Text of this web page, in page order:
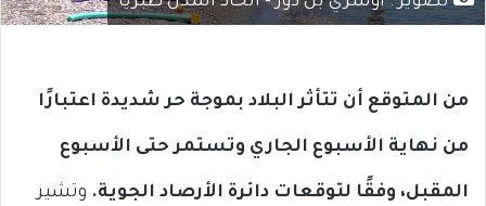
من المتوقع أن تتأثر البلاد بموجة حر شديدة اعتبارًا
من نهاية الأسبوع الجاري وتستمر حتى الأسبوع
المقبل، وفقًا لتوقعات دائرة الأرصاد الجوية. وتشير